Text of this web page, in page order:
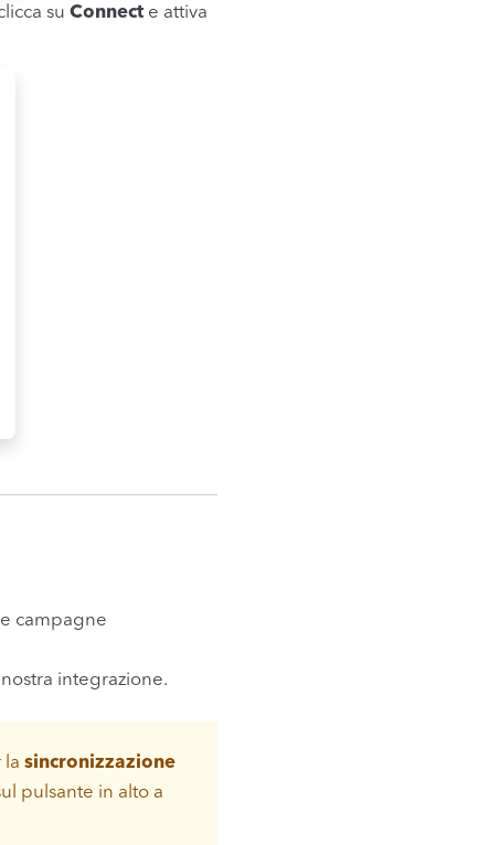
su Connecte attiva
campagne
integrazione.
la sincronizzazione
pulsante in alto a